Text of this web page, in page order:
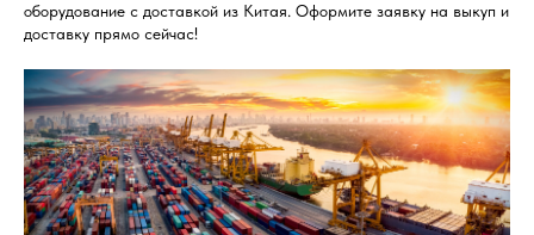
оборудование с доставкой из Китая. Оформите заявку на выкуп и
доставку прямо сейчас!